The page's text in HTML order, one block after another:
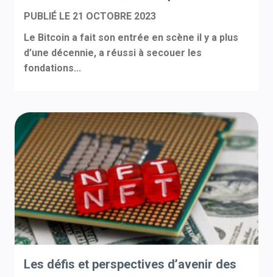
PUBLIÉ LE 21 OCTOBRE 2023
Le Bitcoin a fait son entrée en scène il y a plus
d’une décennie, a réussi à secouer les
fondations...
Les défis et perspectives d’avenir des